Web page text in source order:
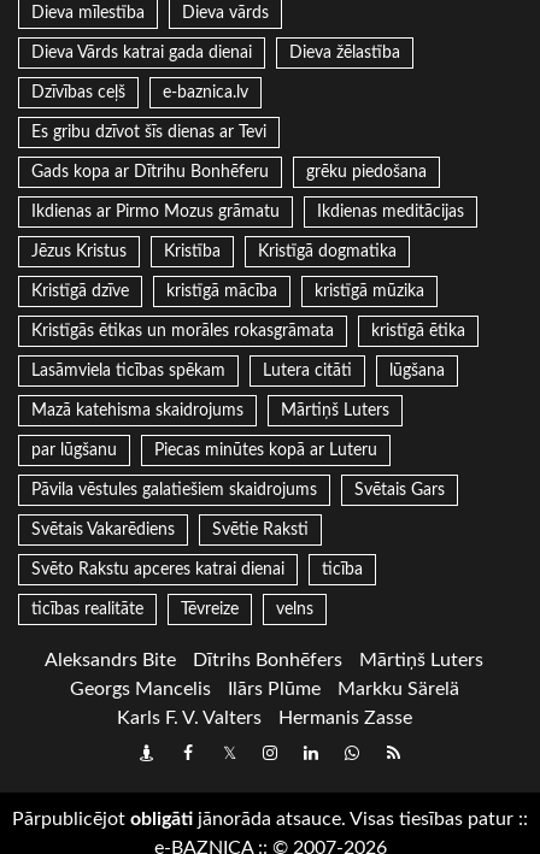
Dieva mīlestība Dieva vārds
Dieva Vārds katrai gada dienai Dieva žēlastība
Dzīvības ceļš e-baznica.lv
Es gribu dzīvot šīs dienas ar Tevi
Gads kopa ar Dītrihu Bonhēferu grēku piedošana
Ikdienas ar Pirmo Mozus grāmatu Ikdienas meditācijas
Jēzus Kristus Kristība Kristīgā dogmatika
Kristīgā dzīve kristīgā mācība kristīgā mūzika
Kristīgās ētikas un morāles rokasgrāmata kristīgā ētika
Lasāmviela ticības spēkam Lutera citāti lūgšana
Mazā katehisma skaidrojums Mārtiņš Luters
par lūgšanu Piecas minūtes kopā ar Luteru
Pāvila vēstules galatiešiem skaidrojums Svētais Gars
Svētais Vakarēdiens Svētie Raksti
Svēto Rakstu apceres katrai dienai ticība
ticības realitāte Tēvreize velns
Aleksandrs Bite Dītrihs Bonhēfers
Mārtiņš Luters
Georgs Mancelis
Ilārs Plūme
Markku Särelä
Karls F. V. Valters
Hermanis Zasse
DraugiemFacebook
TwitterInstagram
LinkedInwhatsapp
RSS
Pārpublicējot obligāti jānorāda atsauce. Visas tiesības patur ::
e-BAZNICA:: © 2007-2026